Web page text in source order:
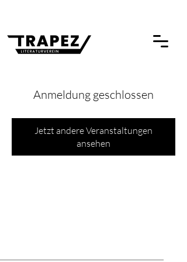
Anmeldung geschlossen
Jetzt andere Veranstaltungen
ansehen